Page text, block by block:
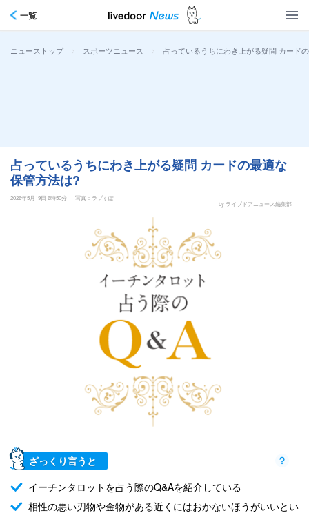
一覧
ニューストップ > スポーツニュース > 占っているうちにわき上がる疑問 カード
占っているうちにわき上がる疑問 カードの最適な
保管方法は?
2026年5月19日 6時50分
写真：ラブすぽ
by ライブドアニュース編集部
ざっくり言うと
イーチンタロットを占う際のQ&Aを紹介している
相性の悪い刃物や金物がある近くにはおかないほうがいいとい